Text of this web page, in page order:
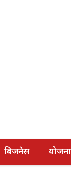
बिजनेस योजना